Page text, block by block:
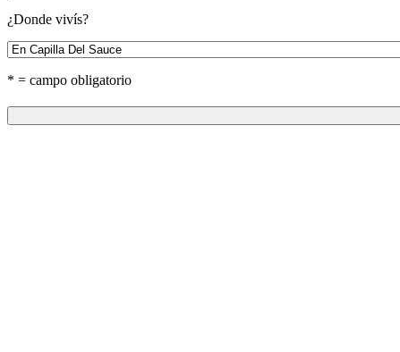
¿Donde vivís?
* = campo obligatorio